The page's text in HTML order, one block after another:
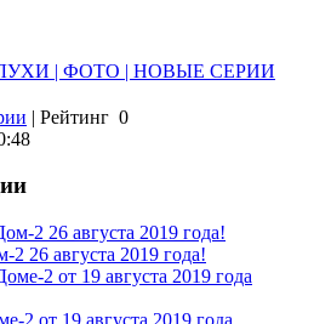
| ФОТО | НОВЫЕ СЕРИИ
| Рейтинг 0
26 августа 2019 года!
2 от 19 августа 2019 года